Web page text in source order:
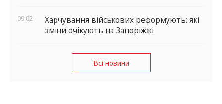
09:02
Харчування військових реформують: які
зміни очікують на Запоріжжі
Всі новини